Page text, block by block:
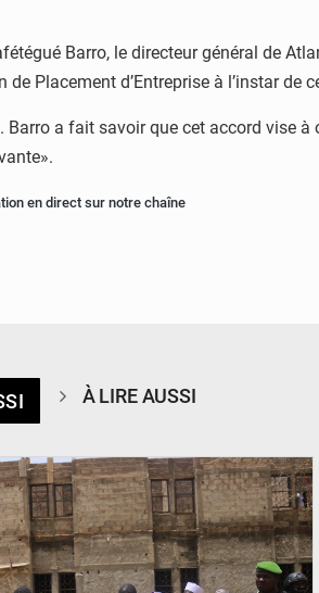
Barro, le directeur général de
de Placement d’Entreprise à l’instar
Barro a fait savoir que cet accord vise
en direct sur notre chaîne
À LIRE AUSSI